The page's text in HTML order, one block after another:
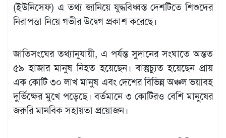
অন্যান্য
লাইফস্টাইল
(ইউনিসেফ) এ তথ্য জানিয়ে যুদ্ধবিধ্বস্ত দেশটিতে শিশুদের
নিরাপত্তা নিয়ে গভীর উদ্বেগ প্রকাশ করেছে।
জাতিসংঘের তথ্যানুযায়ী, এ পর্যন্ত সুদানের সংঘাতে অন্তত
৫৯ হাজার মানুষ নিহত হয়েছেন। বাস্তুচ্যুত হয়েছেন প্রায়
এক কোটি ৩০ লাখ মানুষ এবং দেশের বিভিন্ন অঞ্চল ভয়াবহ
দুর্ভিক্ষের মুখে পড়েছে। বর্তমানে ৩ কোটিরও বেশি মানুষের
জরুরি মানবিক সহায়তা প্রয়োজন।